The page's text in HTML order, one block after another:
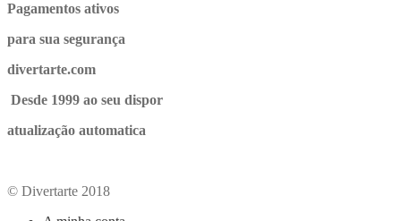
Pagamentos ativos
para sua segurança
divertarte.com
Desde 1999 ao seu dispor
atualização automatica
© Divertarte 2018